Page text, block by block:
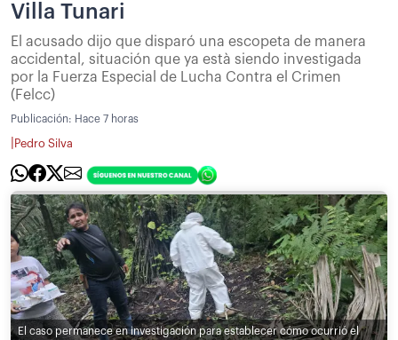
Villa Tunari
El acusado dijo que disparó una escopeta de manera
accidental, situación que ya està siendo investigada
por la Fuerza Especial de Lucha Contra el Crimen
(Felcc)
Publicación: Hace 7 horas
Pedro Silva
El caso permanece en investigación para establecer cómo ocurrió el